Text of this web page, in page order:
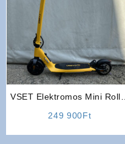
VSET Elektromos Mini Roller
249 900Ft